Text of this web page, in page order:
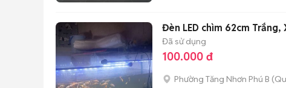
Đèn LED chìm 62cm Trắng,
Đã sử dụng
100.000 đ
Phường Tăng Nhơn Phú B